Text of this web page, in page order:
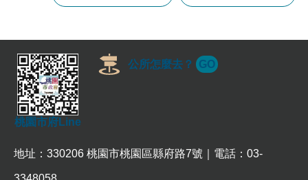
活
便
民
資
訊
機
關
通
桃園市府Line
公所怎麼去？ GO
地址：330206 桃園市桃園區縣府路7號｜電話：03-